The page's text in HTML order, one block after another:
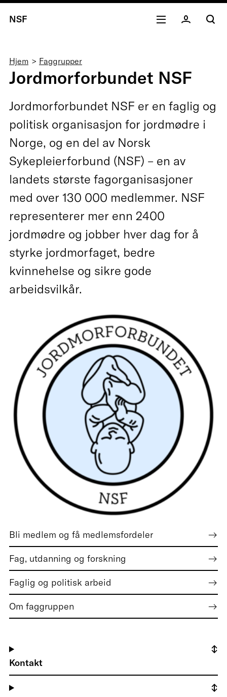
NSF
Navigasjonssti
Hjem Faggrupper
Jordmorforbundet NSF
Jordmorforbundet NSF er en faglig og
politisk organisasjon for jordmødre i
Norge, og en del av Norsk
Sykepleierforbund (NSF) – en av
landets største fagorganisasjoner
med over 130 000 medlemmer. NSF
representerer mer enn 2400
jordmødre og jobber hver dag for å
styrke jordmorfaget, bedre
kvinnehelse og sikre gode
arbeidsvilkår.
Bli medlem og få medlemsfordeler
Fag, utdanning og forskning
Faglig og politisk arbeid
Om faggruppen
Kontakt